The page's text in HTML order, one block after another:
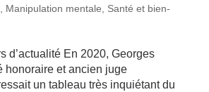
, Manipulation mentale, Santé et bien-
d’actualité En 2020, Georges
honoraire et ancien juge
un tableau très inquiétant du